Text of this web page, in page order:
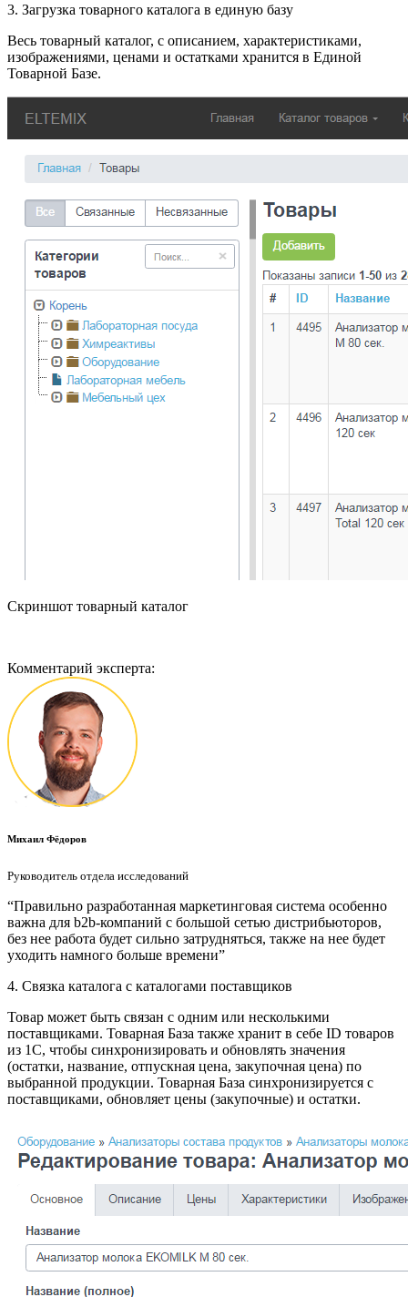
3. Загрузка товарного каталога в единую базу
Весь товарный каталог, с описанием, характеристиками,
изображениями, ценами и остатками хранится в Единой
Товарной Базе.
Скриншот товарный каталог
Комментарий эксперта:
Михаил Фёдоров
Руководитель отдела исследований
“Правильно разработанная маркетинговая система особенно
важна для b2b-компаний с большой сетью дистрибьюторов,
без нее работа будет сильно затрудняться, также на нее будет
уходить намного больше времени”
4. Связка каталога с каталогами поставщиков
Товар может быть связан с одним или несколькими
поставщиками. Товарная База также хранит в себе ID товаров
из 1С, чтобы синхронизировать и обновлять значения
(остатки, название, отпускная цена, закупочная цена) по
выбранной продукции. Товарная База синхронизируется с
поставщиками, обновляет цены (закупочные) и остатки.